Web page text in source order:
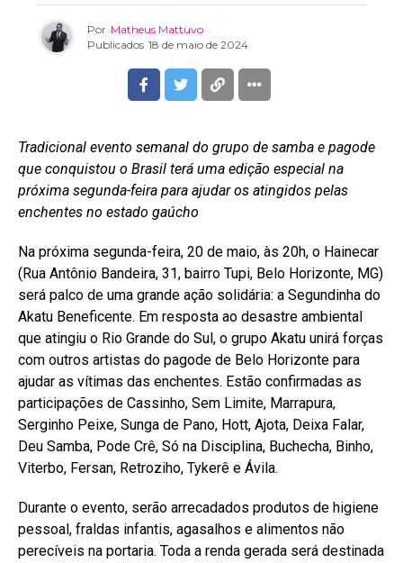
Por Matheus Mattuvo
Publicados 18 de maio de 2024
Tradicional evento semanal do grupo de samba e pagode
que conquistou o Brasil terá uma edição especial na
próxima segunda-feira para ajudar os atingidos pelas
enchentes no estado gaúcho
Na próxima segunda-feira, 20 de maio, às 20h, o Hainecar
(Rua Antônio Bandeira, 31, bairro Tupi, Belo Horizonte, MG)
será palco de uma grande ação solidária: a Segundinha do
Akatu Beneficente. Em resposta ao desastre ambiental
que atingiu o Rio Grande do Sul, o grupo Akatu unirá forças
com outros artistas do pagode de Belo Horizonte para
ajudar as vítimas das enchentes. Estão confirmadas as
participações de Cassinho, Sem Limite, Marrapura,
Serginho Peixe, Sunga de Pano, Hott, Ajota, Deixa Falar,
Deu Samba, Pode Crê, Só na Disciplina, Buchecha, Binho,
Viterbo, Fersan, Retroziho, Tykerê e Ávila.
Durante o evento, serão arrecadados produtos de higiene
pessoal, fraldas infantis, agasalhos e alimentos não
perecíveis na portaria. Toda a renda gerada será destinada